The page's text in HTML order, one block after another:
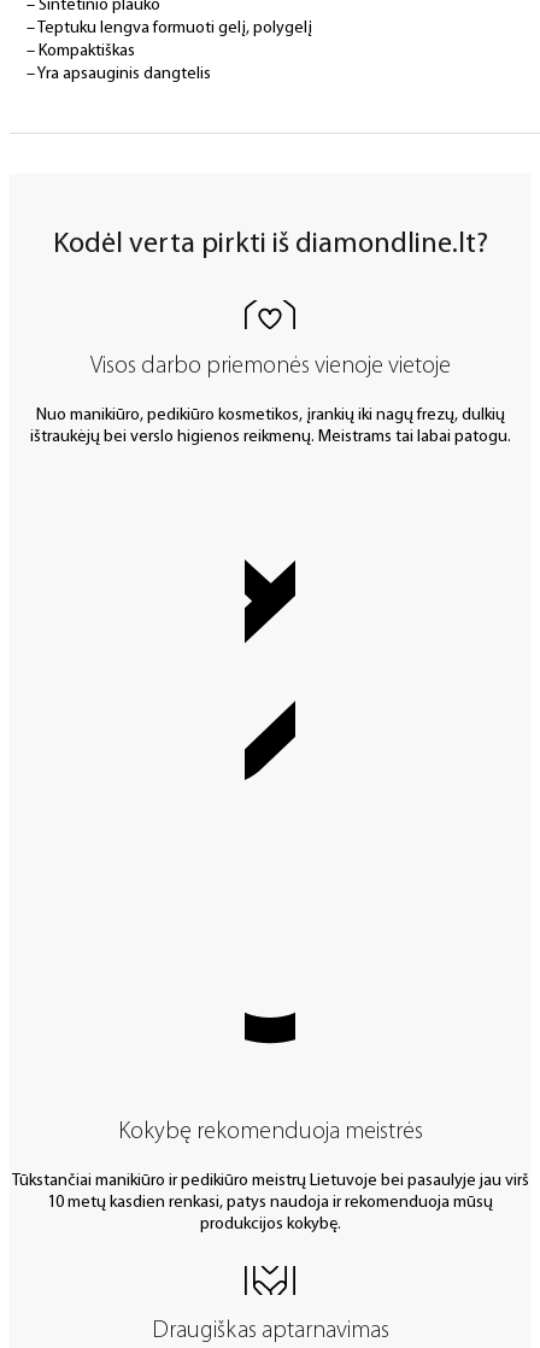
– Sintetinio plauko
– Teptuku lengva formuoti gelį, polygelį
– Kompaktiškas
– Yra apsauginis dangtelis
Kodėl verta pirkti iš diamondline.lt?
Visos darbo priemonės vienoje vietoje
Nuo manikiūro, pedikiūro kosmetikos, įrankių iki nagų frezų, dulkių
ištraukėjų bei verslo higienos reikmenų. Meistrams tai labai patogu.
Kokybę rekomenduoja meistrės
Tūkstančiai manikiūro ir pedikiūro meistrų Lietuvoje bei pasaulyje jau virš
10 metų kasdien renkasi, patys naudoja ir rekomenduoja mūsų
produkcijos kokybę.
Draugiškas aptarnavimas